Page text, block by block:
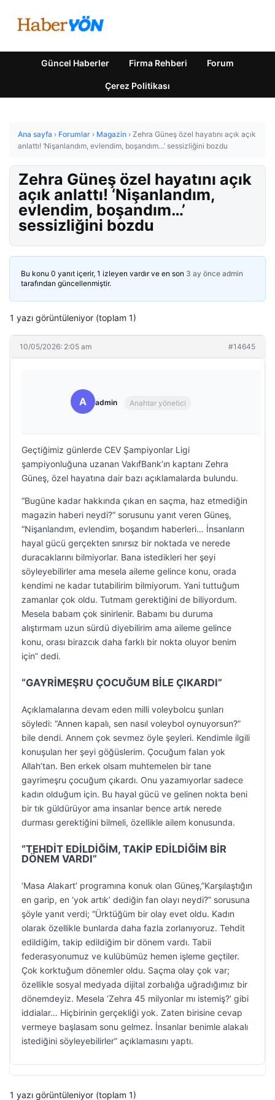
Güncel Haberler Firma Rehberi Forum
Çerez Politikası
Ana sayfa › Forumlar › Magazin › Zehra Güneş özel hayatını açık açık
anlattı! ‘Nişanlandım, evlendim, boşandım…’ sessizliğini bozdu
Zehra Güneş özel hayatını açık
açık anlattı! ‘Nişanlandım,
evlendim, boşandım…’
sessizliğini bozdu
Bu konu 0 yanıt içerir, 1 izleyen vardır ve en son 3 ay önce admin
tarafından güncellenmiştir.
1 yazı görüntüleniyor (toplam 1)
10/05/2026: 2:05 am #14645
A admin Anahtar yönetici
Geçtiğimiz günlerde CEV Şampiyonlar Ligi
şampiyonluğuna uzanan VakıfBank’ın kaptanı Zehra
Güneş, özel hayatına dair bazı açıklamalarda bulundu.
“Bugüne kadar hakkında çıkan en saçma, haz etmediğin
magazin haberi neydi?” sorusunu yanıt veren Güneş,
“Nişanlandım, evlendim, boşandım haberleri… İnsanların
hayal gücü gerçekten sınırsız bir noktada ve nerede
duracaklarını bilmiyorlar. Bana istedikleri her şeyi
söyleyebilirler ama mesela aileme gelince konu, orada
kendimi ne kadar tutabilirim bilmiyorum. Yani tuttuğum
zamanlar çok oldu. Tutmam gerektiğini de biliyordum.
Mesela babam çok sinirlenir. Babamı bu duruma
alıştırmam uzun sürdü diyebilirim ama aileme gelince
konu, orası birazcık daha farklı bir nokta oluyor benim
için” dedi.
“GAYRİMEŞRU ÇOCUĞUM BİLE ÇIKARDI”
Açıklamalarına devam eden milli voleybolcu şunları
söyledi: “Annen kapalı, sen nasıl voleybol oynuyorsun?”
bile dendi. Annem çok sevmez öyle şeyleri. Kendimle ilgili
konuşulan her şeyi göğüslerim. Çocuğum falan yok
Allah’tan. Ben erkek olsam muhtemelen bir tane
gayrimeşru çocuğum çıkardı. Onu yazamıyorlar sadece
kadın olduğum için. Bu hayal gücü ve gelinen nokta beni
bir tık güldürüyor ama insanlar bence artık nerede
durması gerektiğini bilmeli, özellikle ailem konusunda.
“TEHDİT EDİLDİĞİM, TAKİP EDİLDİĞİM BİR
DÖNEM VARDI”
‘Masa Alakart’ programına konuk olan Güneş,”Karşılaştığın
en garip, en ‘yok artık’ dediğin fan olayı neydi?” sorusuna
şöyle yanıt verdi; “Ürktüğüm bir olay evet oldu. Kadın
olarak özellikle bunlarda daha fazla zorlanıyoruz. Tehdit
edildiğim, takip edildiğim bir dönem vardı. Tabii
federasyonumuz ve kulübümüz hemen işleme geçtiler.
Çok korktuğum dönemler oldu. Saçma olay çok var;
özellikle sosyal medyada dijital zorbalığa uğradığımız bir
dönemdeyiz. Mesela ‘Zehra 45 milyonlar mı istemiş?’ gibi
iddialar… Hiçbirinin gerçekliği yok. Zaten birisine cevap
vermeye başlasam sonu gelmez. İnsanlar benimle alakalı
istediğini söyleyebilirler” açıklamasını yaptı.
1 yazı görüntüleniyor (toplam 1)